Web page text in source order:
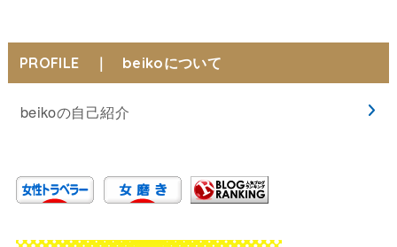
PROFILE ｜ beikoについて
beikoの自己紹介